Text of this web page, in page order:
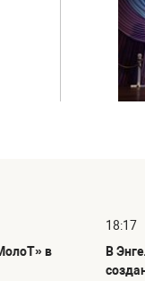
в
18:17
В